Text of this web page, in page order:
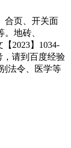
页、开关面
地砖、
2023】1034-
，请到百度经验
法令、医学等